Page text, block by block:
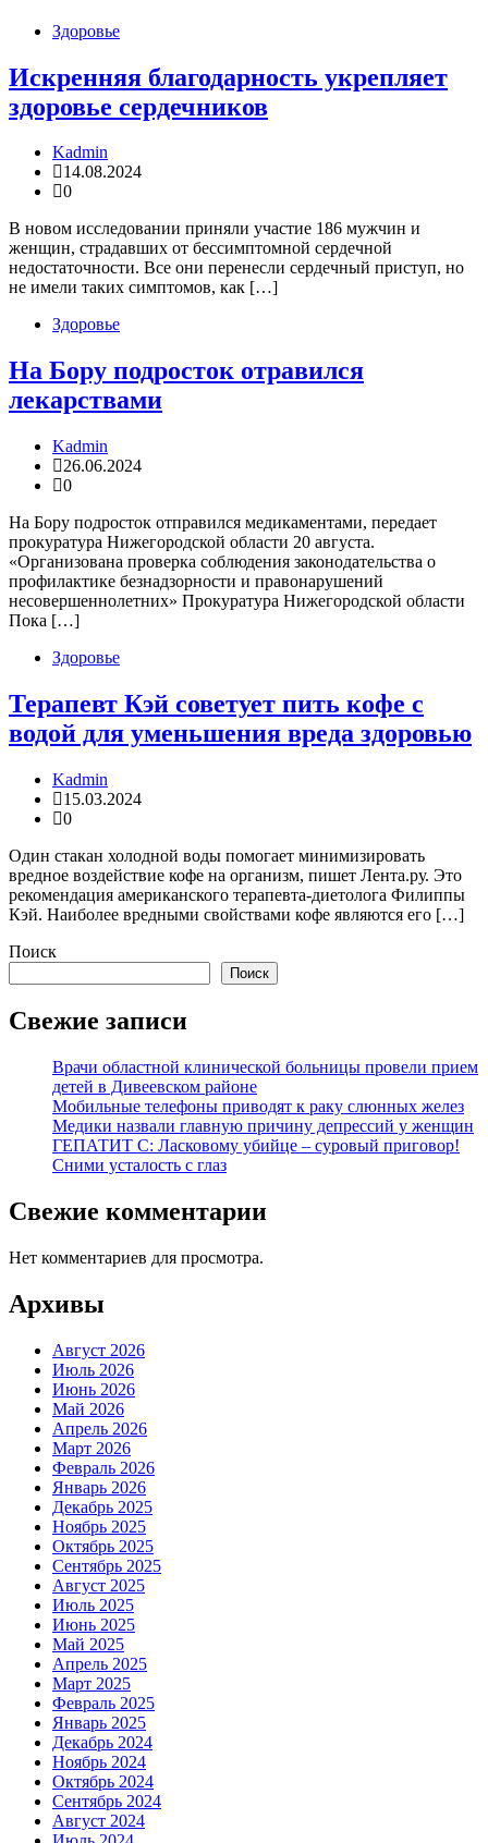
Здоровье
Искренняя благодарность укрепляет
здоровье сердечников
Kadmin
14.08.2024
0
​В новом исследовании приняли участие 186 мужчин и
женщин, страдавших от бессимптомной сердечной
недостаточности. Все они перенесли сердечный приступ, но
не имели таких симптомов, как […]
Здоровье
На Бору подросток отравился
лекарствами
Kadmin
26.06.2024
0
На Бору подросток отправился медикаментами, передает
прокуратура Нижегородской области 20 августа.
«Организована проверка соблюдения законодательства о
профилактике безнадзорности и правонарушений
несовершеннолетних» Прокуратура Нижегородской области
Пока […]
Здоровье
Терапевт Кэй советует пить кофе с
водой для уменьшения вреда здоровью
Kadmin
15.03.2024
0
Один стакан холодной воды помогает минимизировать
вредное воздействие кофе на организм, пишет Лента.ру. Это
рекомендация американского терапевта-диетолога Филиппы
Кэй. Наиболее вредными свойствами кофе являются его […]
Поиск
Поиск
Свежие записи
Врачи областной клинической больницы провели прием
детей в Дивеевском районе
Мобильные телефоны приводят к раку слюнных желез
Медики назвали главную причину депрессий у женщин
ГЕПАТИТ С: Ласковому убийце – суровый приговор!
Сними усталость с глаз
Свежие комментарии
Нет комментариев для просмотра.
Архивы
Август 2026
Июль 2026
Июнь 2026
Май 2026
Апрель 2026
Март 2026
Февраль 2026
Январь 2026
Декабрь 2025
Ноябрь 2025
Октябрь 2025
Сентябрь 2025
Август 2025
Июль 2025
Июнь 2025
Май 2025
Апрель 2025
Март 2025
Февраль 2025
Январь 2025
Декабрь 2024
Ноябрь 2024
Октябрь 2024
Сентябрь 2024
Август 2024